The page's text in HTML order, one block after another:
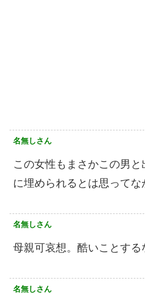
名無しさん
この女性もまさかこの男
に埋められるとは思ってな
名無しさん
母親可哀想。酷いことする
名無しさん